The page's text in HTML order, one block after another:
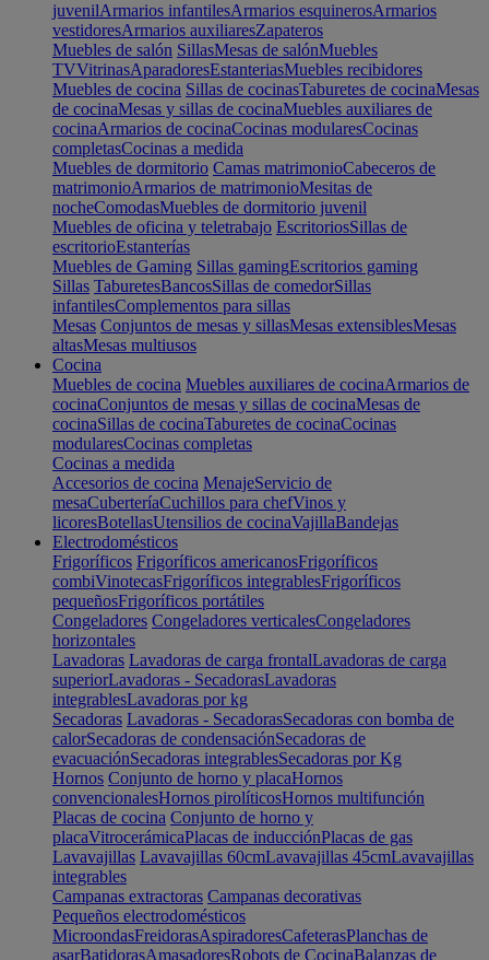
juvenilArmarios infantilesArmarios esquinerosArmarios
vestidoresArmarios auxiliaresZapateros
Muebles de salón SillasMesas de salónMuebles
TVVitrinasAparadoresEstanteriasMuebles recibidores
Muebles de cocina Sillas de cocinasTaburetes de cocinaMesas
de cocinaMesas y sillas de cocinaMuebles auxiliares de
cocinaArmarios de cocinaCocinas modularesCocinas
completasCocinas a medida
Muebles de dormitorio Camas matrimonioCabeceros de
matrimonioArmarios de matrimonioMesitas de
nocheComodasMuebles de dormitorio juvenil
Muebles de oficina y teletrabajo EscritoriosSillas de
escritorioEstanterías
Muebles de Gaming Sillas gamingEscritorios gaming
Sillas TaburetesBancosSillas de comedorSillas
infantilesComplementos para sillas
Mesas Conjuntos de mesas y sillasMesas extensiblesMesas
altasMesas multiusos
Cocina
Muebles de cocina Muebles auxiliares de cocinaArmarios de
cocinaConjuntos de mesas y sillas de cocinaMesas de
cocinaSillas de cocinaTaburetes de cocinaCocinas
modularesCocinas completas
Cocinas a medida
Accesorios de cocina MenajeServicio de
mesaCuberteríaCuchillos para chefVinos y
licoresBotellasUtensilios de cocinaVajillaBandejas
Electrodomésticos
Frigoríficos Frigoríficos americanosFrigoríficos
combiVinotecasFrigoríficos integrablesFrigoríficos
pequeñosFrigoríficos portátiles
Congeladores Congeladores verticalesCongeladores
horizontales
Lavadoras Lavadoras de carga frontalLavadoras de carga
superiorLavadoras - SecadorasLavadoras
integrablesLavadoras por kg
Secadoras Lavadoras - SecadorasSecadoras con bomba de
calorSecadoras de condensaciónSecadoras de
evacuaciónSecadoras integrablesSecadoras por Kg
Hornos Conjunto de horno y placaHornos
convencionalesHornos pirolíticosHornos multifunción
Placas de cocina Conjunto de horno y
placaVitrocerámicaPlacas de inducciónPlacas de gas
Lavavajillas Lavavajillas 60cmLavavajillas 45cmLavavajillas
integrables
Campanas extractoras Campanas decorativas
Pequeños electrodomésticos
MicroondasFreidorasAspiradoresCafeterasPlanchas de
asarBatidorasAmasadoresRobots de CocinaBalanzas de